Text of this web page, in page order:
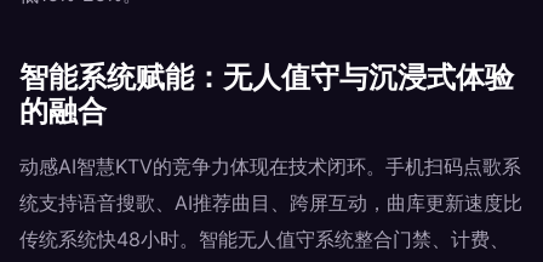
智能系统赋能：无人值守与沉浸式体验
的融合
动感AI智慧KTV的竞争力体现在技术闭环。手机扫码点歌系
统支持语音搜歌、AI推荐曲目、跨屏互动，曲库更新速度比
传统系统快48小时。智能无人值守系统整合门禁、计费、